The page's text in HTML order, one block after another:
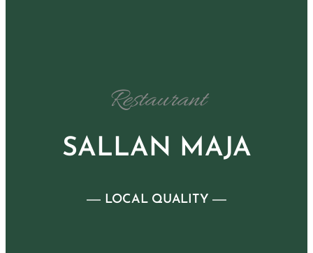
Restaurant
SALLAN MAJA
LOCAL QUALITY